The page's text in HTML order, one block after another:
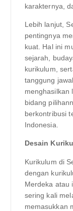
karakternya,
Lebih lanjut,
pentingnya
kuat. Hal ini
sejarah,
kurikulum,
tanggung
menghasilkan
bidang
berkontribusi
Indonesia.
Desain
Kurikulum di
dengan
Merdeka atau
sering kali
memasukkan